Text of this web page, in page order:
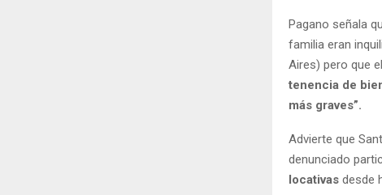
Pagano señala
familia eran
Aires) pero que
tenencia de
más graves”.
Advierte que
denunciado
locativas desde